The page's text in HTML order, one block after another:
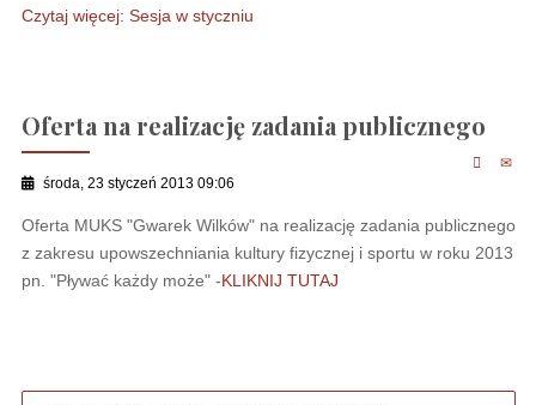
Czytaj więcej: Sesja w styczniu
Oferta na realizację zadania publicznego
środa, 23 styczeń 2013 09:06
Oferta MUKS "Gwarek Wilków" na realizację zadania publicznego
z zakresu upowszechniania kultury fizycznej i sportu w roku 2013
pn. "Pływać każdy może" -KLIKNIJ TUTAJ